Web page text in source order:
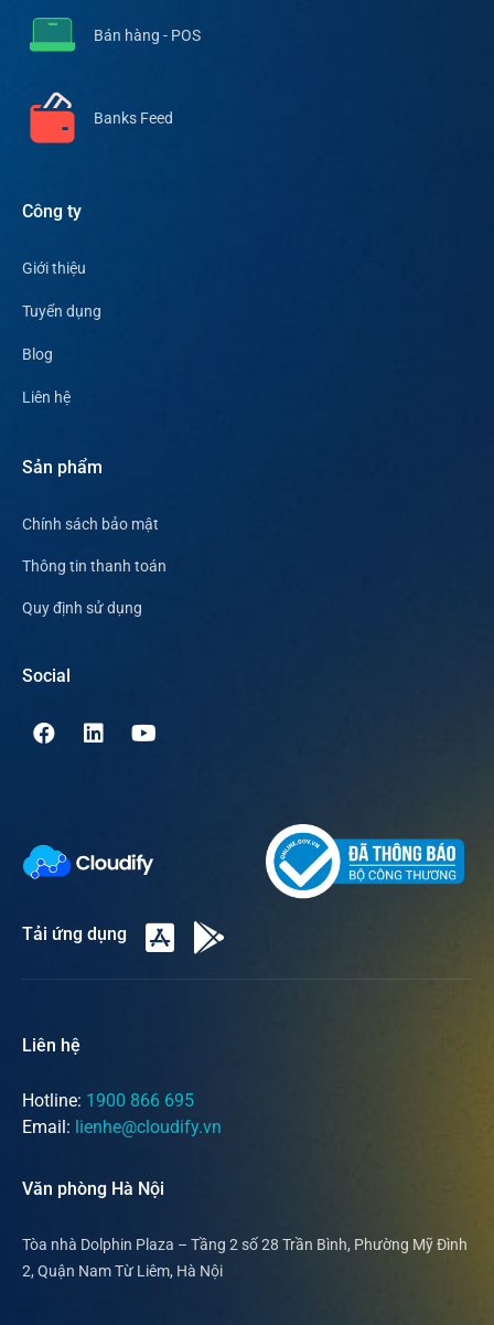
Bán hàng - POS
Banks Feed
Công ty
Giới thiệu
Tuyển dụng
Blog
Liên hệ
Sản phẩm
Chính sách bảo mật
Thông tin thanh toán
Quy định sử dụng
Social
Tải ứng dụng
Liên hệ
Hotline: 1900 866 695
Email: lienhe@cloudify.vn
Văn phòng Hà Nội
Tòa nhà Dolphin Plaza – Tầng 2 số 28 Trần Bình, Phường Mỹ Đình
2, Quận Nam Từ Liêm, Hà Nội